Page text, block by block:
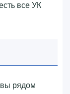
все УК
рядом